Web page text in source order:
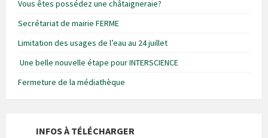
Vous êtes possédez une châtaigneraie?
Secrétariat de mairie FERME
Limitation des usages de l’eau au 24 juillet
Une belle nouvelle étape pour INTERSCIENCE
Fermeture de la médiathèque
INFOS À TÉLÉCHARGER